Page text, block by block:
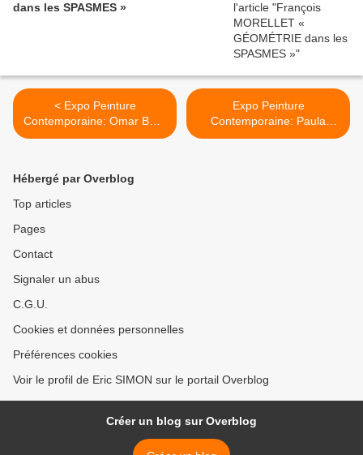
dans les SPASMES »
< Expo Peinture
Contemporaine: Omar BA «
Den »
Expo Peinture
Contemporaine: Paula
REGO >
Hébergé par Overblog
Top articles
Pages
Contact
Signaler un abus
C.G.U.
Cookies et données personnelles
Préférences cookies
Voir le profil de Eric SIMON sur le portail Overblog
Créer un blog sur Overblog